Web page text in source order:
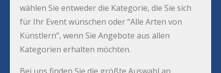
wählen Sie entweder die Kategorie, die Sie sich
für Ihr Event wünschen oder “Alle Arten von
Künstlern”, wenn Sie Angebote aus allen
Kategorien erhalten möchten.